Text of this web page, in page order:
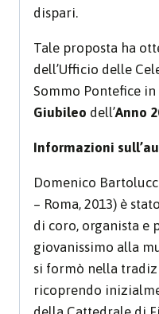
dispari.
Tale proposta ha
dell’Ufficio delle
Sommo Pontefice
Giubileo dell’Anno
Informazioni
Domenico
– Roma, 2013) è
di coro, organista e
giovanissimo alla
si formò nella
ricoprendo